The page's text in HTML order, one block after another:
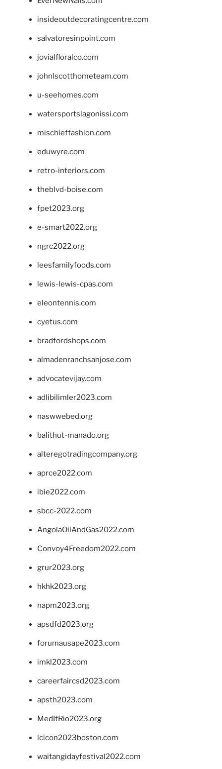
insideoutdecoratingcentre.com
salvatoresinpoint.com
jovialfloralco.com
johnlscotthometeam.com
u-seehomes.com
watersportslagonissi.com
mischieffashion.com
eduwyre.com
retro-interiors.com
theblvd-boise.com
fpet2023.org
e-smart2022.org
ngrc2022.org
leesfamilyfoods.com
lewis-lewis-cpas.com
eleontennis.com
cyetus.com
bradfordshops.com
almadenranchsanjose.com
advocatevijay.com
adlibilimler2023.com
naswwebed.org
balithut-manado.org
alteregotradingcompany.org
aprce2022.com
ibie2022.com
sbcc-2022.com
AngolaOilAndGas2022.com
Convoy4Freedom2022.com
grur2023.org
hkhk2023.org
napm2023.org
apsdfd2023.org
forumausape2023.com
imkl2023.com
careerfaircsd2023.com
apsth2023.com
MedItRio2023.org
lcicon2023boston.com
waitangidayfestival2022.com